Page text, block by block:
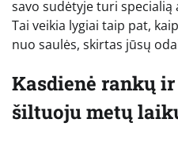
savo sudėtyje turi
Tai veikia lygiai taip pat,
nuo saulės, skirtas jūsų
Kasdienė rankų
šiltuoju metų